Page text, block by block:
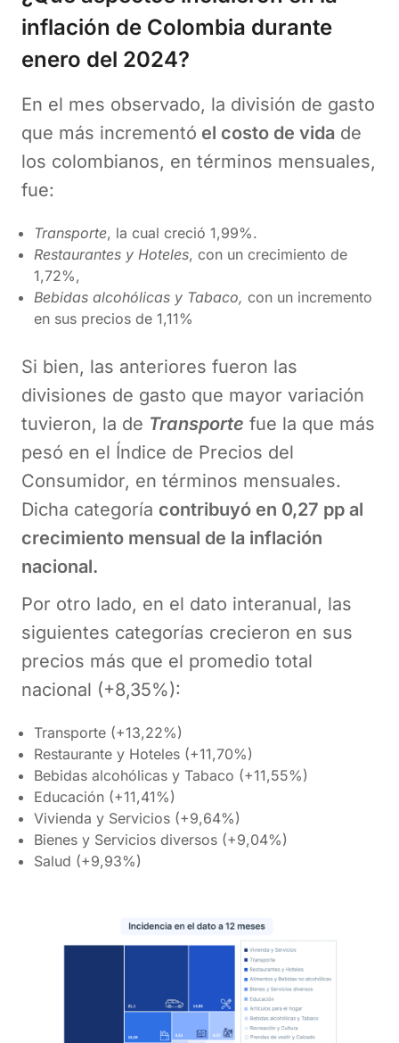
inflación de Colombia durante
enero del 2024?
En el mes observado, la división de gasto
que más incrementó el costo de vida de
los colombianos, en términos mensuales,
fue:
Transporte, la cual creció 1,99%.
Restaurantes y Hoteles, con un crecimiento de
1,72%,
Bebidas alcohólicas y Tabaco, con un incremento
en sus precios de 1,11%
Si bien, las anteriores fueron las
divisiones de gasto que mayor variación
tuvieron, la de Transporte fue la que más
pesó en el Índice de Precios del
Consumidor, en términos mensuales.
Dicha categoría contribuyó en 0,27 pp al
crecimiento mensual de la inflación
nacional.
Por otro lado, en el dato interanual, las
siguientes categorías crecieron en sus
precios más que el promedio total
nacional (+8,35%):
Transporte (+13,22%)
Restaurante y Hoteles (+11,70%)
Bebidas alcohólicas y Tabaco (+11,55%)
Educación (+11,41%)
Vivienda y Servicios (+9,64%)
Bienes y Servicios diversos (+9,04%)
Salud (+9,93%)